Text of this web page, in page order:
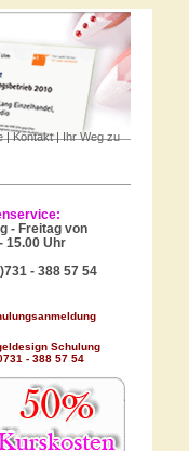
|Kontakt|Ihr Weg zu